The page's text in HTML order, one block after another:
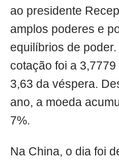
ao presidente
amplos poderes e
equilíbrios de
cotação foi a
3,63 da véspera.
ano, a moeda
7%.
Na China, o dia foi